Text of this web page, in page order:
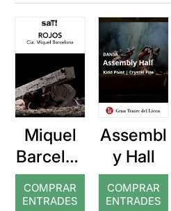
Miquel
Barcelon
a: Rojos
COMPRAR
ENTRADES
Assembl
y Hall
COMPRAR
ENTRADES